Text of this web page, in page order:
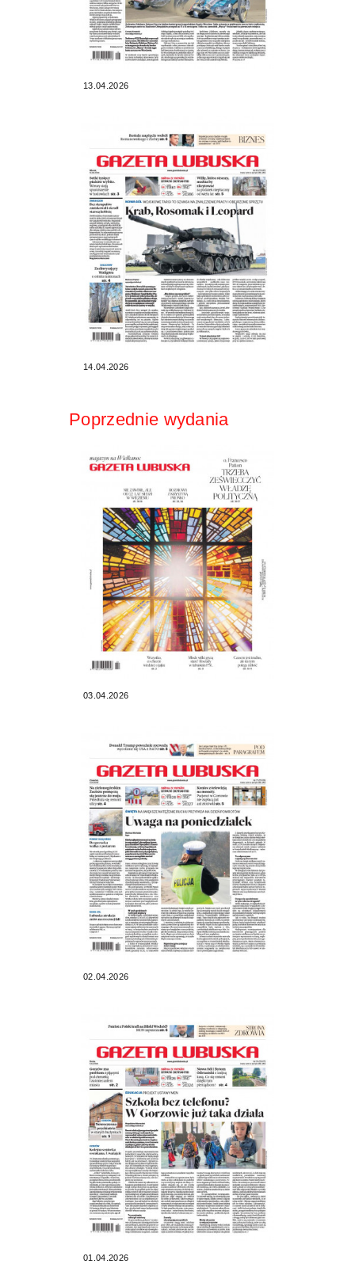
13.04.2026
14.04.2026
Poprzednie wydania
03.04.2026
02.04.2026
01.04.2026